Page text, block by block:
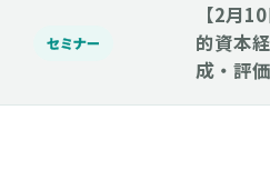
セミナー
【2月
的資本
成・評